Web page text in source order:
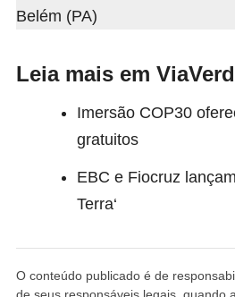
Belém (PA)
Leia mais em
Imersão COP30
gratuitos
EBC e Fiocruz
Terra‘
O conteúdo publicado é de
de seus responsáveis legais, quando